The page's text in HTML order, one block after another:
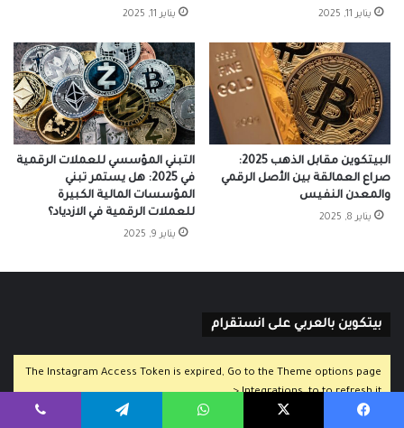
يناير 11, 2025 يناير 11, 2025
التبني المؤسسي للعملات الرقمية
في 2025: هل يستمر تبني
المؤسسات المالية الكبيرة
للعملات الرقمية في الازدياد؟
يناير 9, 2025
البيتكوين مقابل الذهب 2025:
صراع العمالقة بين الأصل الرقمي
والمعدن النفيس
يناير 8, 2025
بيتكوين بالعربي على انستقرام
The Instagram Access Token is expired, Go to the Theme options page
> Integrations, to to refresh it.